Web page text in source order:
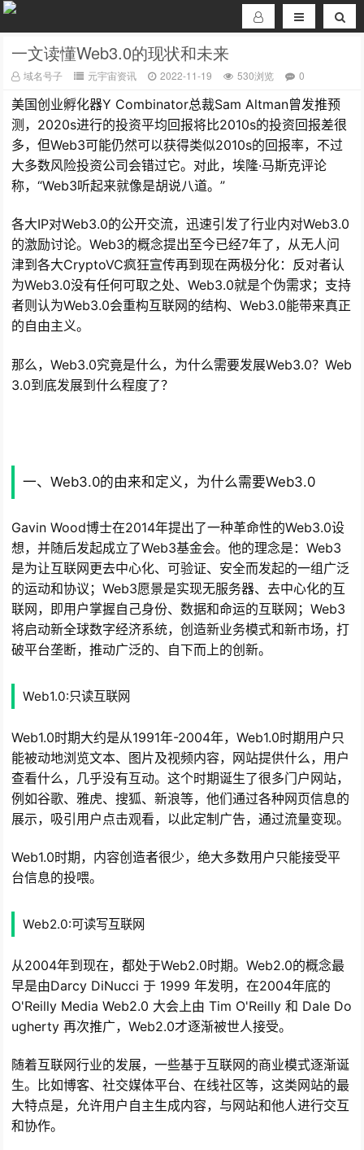
一文读懂Web3.0的现状和未来
域名号子 元宇宙资讯 2022-11-19 530浏览 0
美国创业孵化器Y Combinator总裁Sam Altman曾发推预
测，2020s进行的投资平均回报将比2010s的投资回报差很
多，但Web3可能仍然可以获得类似2010s的回报率，不过
大多数风险投资公司会错过它。对此，埃隆·马斯克评论
称，“Web3听起来就像是胡说八道。”
各大IP对Web3.0的公开交流，迅速引发了行业内对Web3.0
的激励讨论。Web3的概念提出至今已经7年了，从无人问
津到各大CryptoVC疯狂宣传再到现在两极分化：反对者认
为Web3.0没有任何可取之处、Web3.0就是个伪需求；支持
者则认为Web3.0会重构互联网的结构、Web3.0能带来真正
的自由主义。
那么，Web3.0究竟是什么，为什么需要发展Web3.0？Web
3.0到底发展到什么程度了？
一、Web3.0的由来和定义，为什么需要Web3.0
Gavin Wood博士在2014年提出了一种革命性的Web3.0设
想，并随后发起成立了Web3基金会。他的理念是：Web3
是为让互联网更去中心化、可验证、安全而发起的一组广泛
的运动和协议；Web3愿景是实现无服务器、去中心化的互
联网，即用户掌握自己身份、数据和命运的互联网；Web3
将启动新全球数字经济系统，创造新业务模式和新市场，打
破平台垄断，推动广泛的、自下而上的创新。
Web1.0:只读互联网
Web1.0时期大约是从1991年-2004年，Web1.0时期用户只
能被动地浏览文本、图片及视频内容，网站提供什么，用户
查看什么，几乎没有互动。这个时期诞生了很多门户网站，
例如谷歌、雅虎、搜狐、新浪等，他们通过各种网页信息的
展示，吸引用户点击观看，以此定制广告，通过流量变现。
Web1.0时期，内容创造者很少，绝大多数用户只能接受平
台信息的投喂。
Web2.0:可读写互联网
从2004年到现在，都处于Web2.0时期。Web2.0的概念最
早是由Darcy DiNucci 于 1999 年发明，在2004年底的
O'Reilly Media Web2.0 大会上由 Tim O'Reilly 和 Dale Do
ugherty 再次推广，Web2.0才逐渐被世人接受。
随着互联网行业的发展，一些基于互联网的商业模式逐渐诞
生。比如博客、社交媒体平台、在线社区等，这类网站的最
大特点是，允许用户自主生成内容，与网站和他人进行交互
和协作。